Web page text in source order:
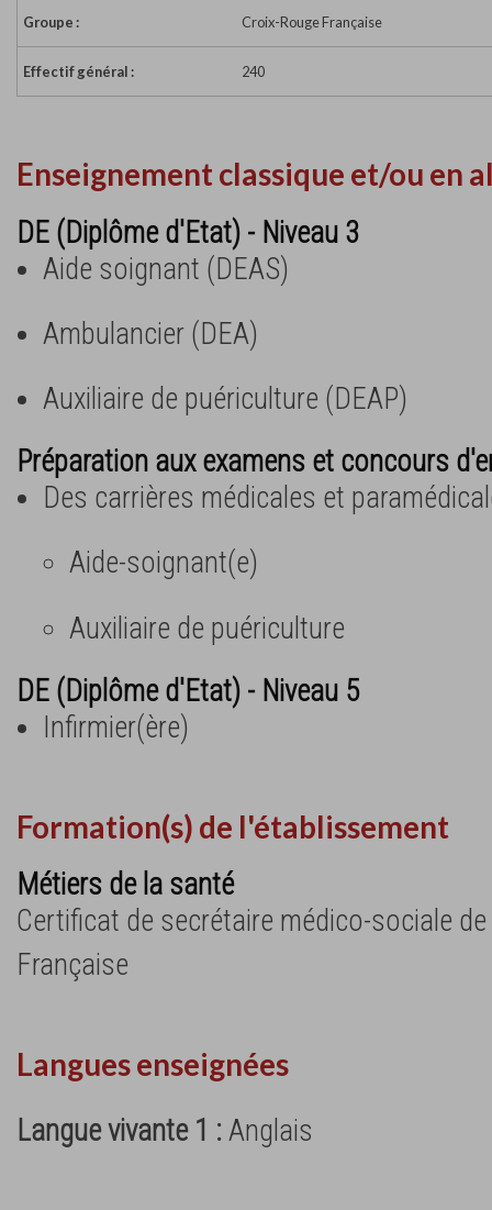
Groupe : Croix-Rouge Française
Effectif général : 240
Enseignement classique et/ou en
DE (Diplôme d'Etat) - Niveau 3
Aide soignant (DEAS)
Ambulancier (DEA)
Auxiliaire de puériculture (DEAP)
Préparation aux examens et concours
Des carrières médicales et
Aide-soignant(e)
Auxiliaire de puériculture
DE (Diplôme d'Etat) - Niveau 5
Infirmier(ère)
Formation(s) de l'établissement
Métiers de la santé
Certificat de secrétaire médico-sociale
Française
Langues enseignées
Langue vivante 1 :Anglais